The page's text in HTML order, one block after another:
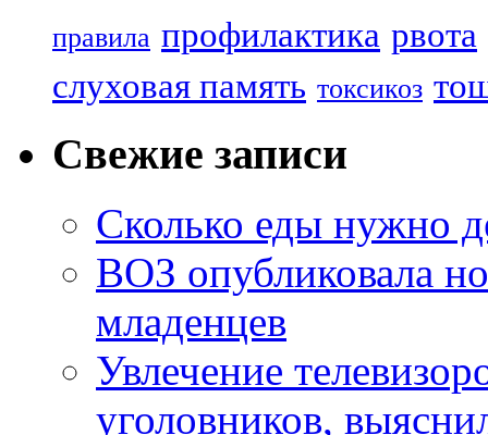
правила профилактика рвота
слуховая память токсикоз
Свежие записи
Сколько еды нужно
ВОЗ опубликовала
младенцев
Увлечение
уголовников,